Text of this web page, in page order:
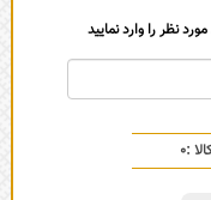
نظر را وارد نمایید
:
0